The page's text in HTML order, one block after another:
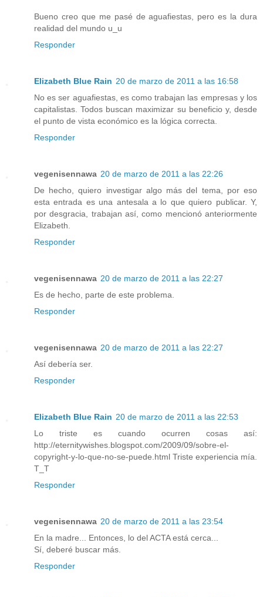
Bueno creo que me pasé de aguafiestas, pero es la dura
realidad del mundo u_u
Responder
Elizabeth Blue Rain 20 de marzo de 2011 a las 16:58
No es ser aguafiestas, es como trabajan las empresas y los
capitalistas. Todos buscan maximizar su beneficio y, desde
el punto de vista económico es la lógica correcta.
Responder
vegenisennawa 20 de marzo de 2011 a las 22:26
De hecho, quiero investigar algo más del tema, por eso
esta entrada es una antesala a lo que quiero publicar. Y,
por desgracia, trabajan así, como mencionó anteriormente
Elizabeth.
Responder
vegenisennawa 20 de marzo de 2011 a las 22:27
Es de hecho, parte de este problema.
Responder
vegenisennawa 20 de marzo de 2011 a las 22:27
Así debería ser.
Responder
Elizabeth Blue Rain 20 de marzo de 2011 a las 22:53
Lo triste es cuando ocurren cosas así:
http://eternitywishes.blogspot.com/2009/09/sobre-el-
copyright-y-lo-que-no-se-puede.html Triste experiencia mía.
T_T
Responder
vegenisennawa 20 de marzo de 2011 a las 23:54
En la madre... Entonces, lo del ACTA está cerca...
Sí, deberé buscar más.
Responder